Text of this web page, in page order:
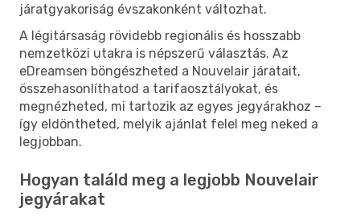
járatgyakoriság évszakonként változhat.
A légitársaság rövidebb regionális és hosszabb
nemzetközi utakra is népszerű választás. Az
eDreamsen böngészheted a Nouvelair járatait,
összehasonlíthatod a tarifaosztályokat, és
megnézheted, mi tartozik az egyes jegyárakhoz –
így eldöntheted, melyik ajánlat felel meg neked a
legjobban.
Hogyan találd meg a legjobb Nouvelair
jegyárakat